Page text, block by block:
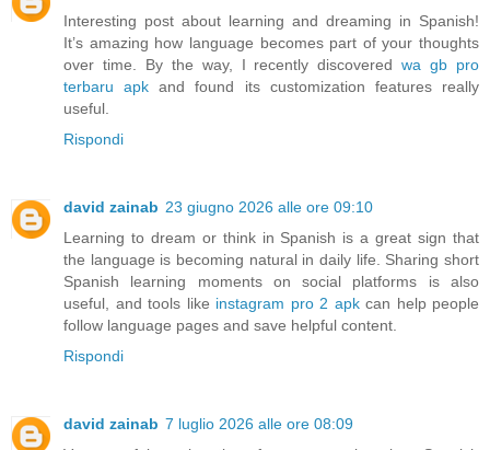
Interesting post about learning and dreaming in Spanish!
It’s amazing how language becomes part of your thoughts
over time. By the way, I recently discoveredwa gb pro
terbaru apk and found its customization features really
useful.
Rispondi
david zainab 23 giugno 2026 alle ore 09:10
Learning to dream or think in Spanish is a great sign that
the language is becoming natural in daily life. Sharing short
Spanish learning moments on social platforms is also
useful, and tools like instagram pro 2 apkcan help people
follow language pages and save helpful content.
Rispondi
david zainab 7 luglio 2026 alle ore 08:09